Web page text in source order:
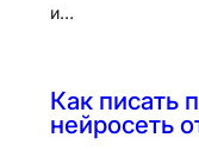
и…
Как писать
нейросеть